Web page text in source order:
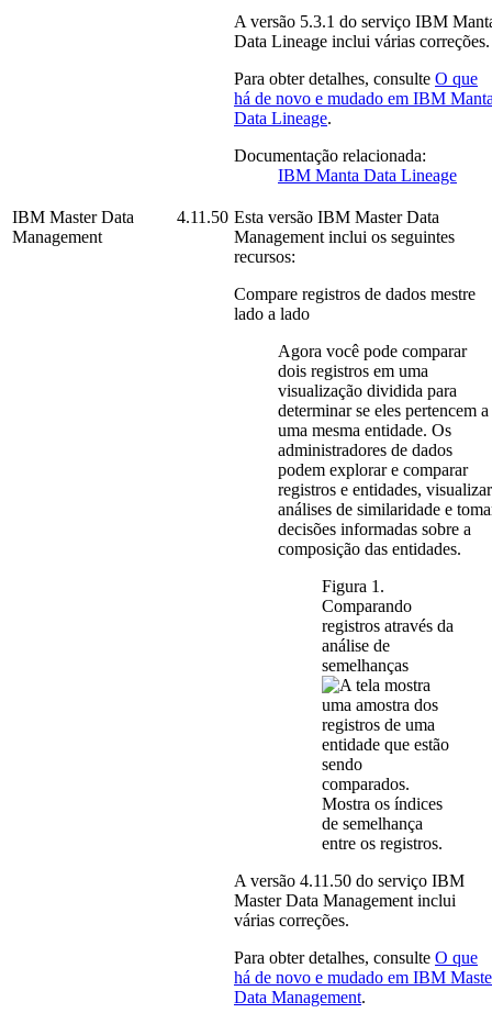
A versão 5.3.1 do serviço IBM
Data Lineage inclui várias correções.
Para obter detalhes, consulte O que
há de novo e mudado em IBM
Data Lineage.
Documentação relacionada:
IBM Manta Data Lineage
IBM Master Data
Management
4.11.50 Esta versão IBM Master Data
Managementinclui os seguintes
recursos:
Compare registros de dados mestre
lado a lado
Agora você pode comparar
dois registros em uma
visualização dividida para
determinar se eles pertencem a
uma mesma entidade. Os
administradores de dados
podem explorar e comparar
registros e entidades, visualizar
análises de similaridade e
decisões informadas sobre a
composição das entidades.
Figura 1.
Comparando
registros através da
análise de
semelhanças
A versão 4.11.50 do serviço IBM
Master Data Managementinclui
várias correções.
Para obter detalhes, consulte O que
há de novo e mudado em IBM
Data Management.